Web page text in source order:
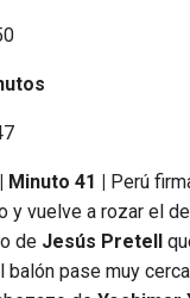
41 |
Perú
y vuelve a rozar el
de Jesús Pretell
balón pase muy